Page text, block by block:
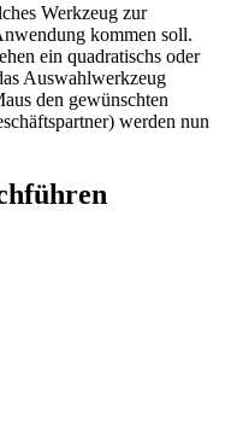
Werkzeug zur
kommen soll.
ein quadratischs oder
Auswahlwerkzeug
den gewünschten
werden nun